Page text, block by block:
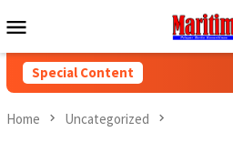
to
Menu
Special Content
Home Uncategorized